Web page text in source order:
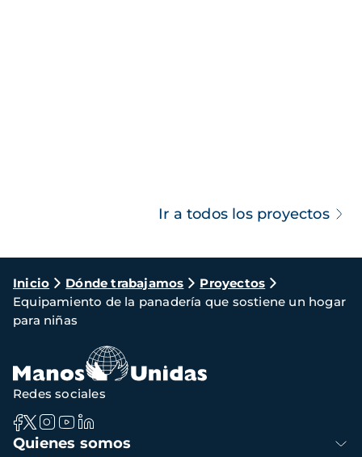
Ir a todos los proyectos
Ruta
de
navegación
Inicio Dónde trabajamos
Proyectos
Equipamiento de la panadería que sostiene un hogar
para niñas
Navegación
Quienes somos
Redes sociales